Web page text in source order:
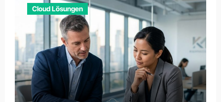
Cloud Lösungen